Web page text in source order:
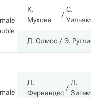
К.
Мухова
С.
Д. Олмос Э.
Л.
Фернандес
Л.